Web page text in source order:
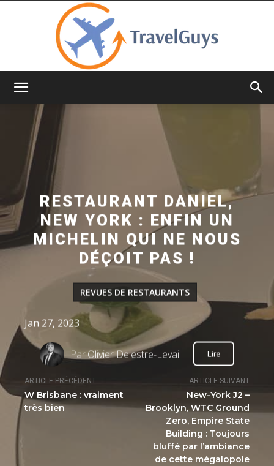
ARTICLE PRÉCÉDENT
W Brisbane : vraiment
très bien
ARTICLE SUIVANT
New-York J2 –
Brooklyn, WTC Ground
Zero, Empire State
Building : Toujours
bluffé par l’ambiance
de cette mégalopole
RESTAURANT DANIEL,
NEW YORK : ENFIN UN
MICHELIN QUI NE NOUS
DÉÇOIT PAS !
REVUES DE RESTAURANTS
Jan 27, 2023
ParOlivier Delestre-Levai Lire